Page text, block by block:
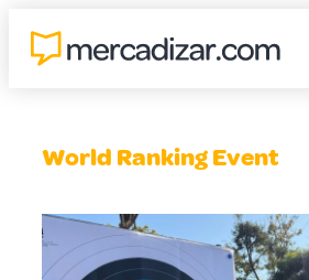
World Ranking Event